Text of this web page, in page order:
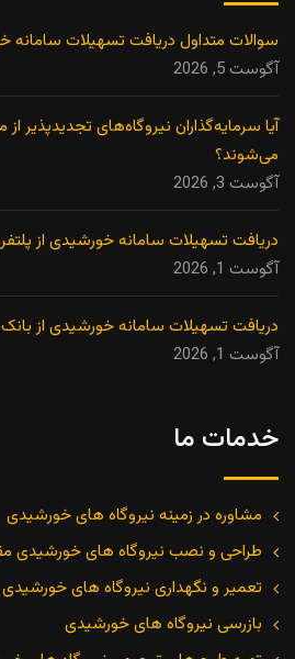
سوالات متداول دریافت تسهیلات
آگوست 5, 2026
آیا سرمایه‌گذاران نیروگاه‌های تجدیدپذیر از
می‌شوند؟
آگوست 3, 2026
دریافت تسهیلات سامانه خورشیدی از
آگوست 1, 2026
دریافت تسهیلات سامانه خورشیدی از
آگوست 1, 2026
خدمات ما
مشاوره در زمینه نیروگاه های خورشیدی
طراحی و نصب نیروگاه های خورشیدی
تعمیر و نگهداری نیروگاه های خورشیدی
بازرسی نیروگاه های خورشیدی